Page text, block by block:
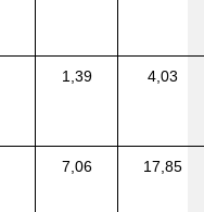
1,39 4,03
7,06 17,85